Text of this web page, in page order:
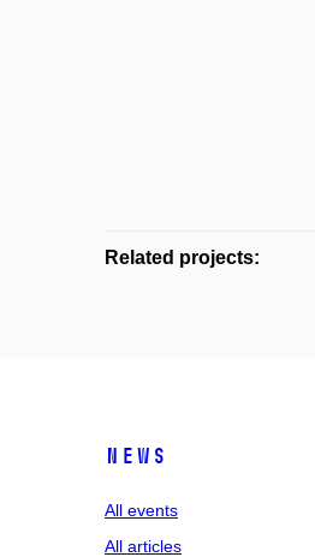
Related projects:
News
All events
All articles